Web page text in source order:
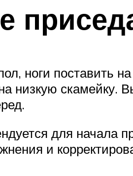
ноги поставить
низкую скамейку.
для начала
и